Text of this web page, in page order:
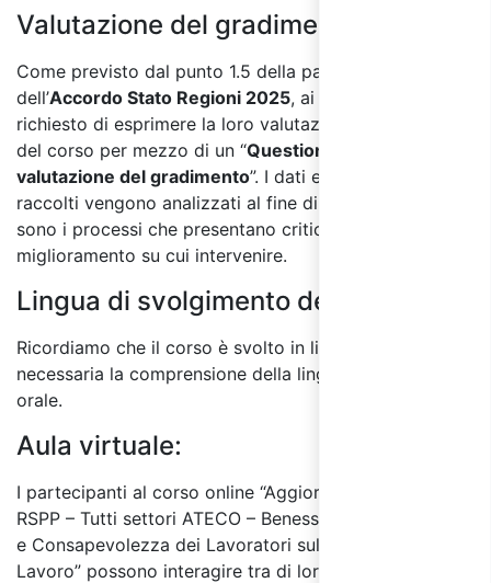
Valutazione del gradimento:
Come previsto dal punto 1.5 della parte IV
dell’Accordo Stato Regioni 2025, ai partecipanti sarà
richiesto di esprimere la loro valutazione sulla qualità
del corso per mezzo di un “Questionario di
valutazione del gradimento”. I dati e le informazioni
raccolti vengono analizzati al fine di individuare quali
sono i processi che presentano criticità e le aree di
miglioramento su cui intervenire.
Lingua di svolgimento del corso:
Ricordiamo che il corso è svolto in lingua italiana ed è
necessaria la comprensione della lingua sia scritta che
orale.
Aula virtuale:
I partecipanti al corso online “Aggiornamento ASPP e
RSPP – Tutti settori ATECO – Benessere Organizzativo
e Consapevolezza dei Lavoratori sulla Sicurezza del
Lavoro” possono interagire tra di loro in un’aula